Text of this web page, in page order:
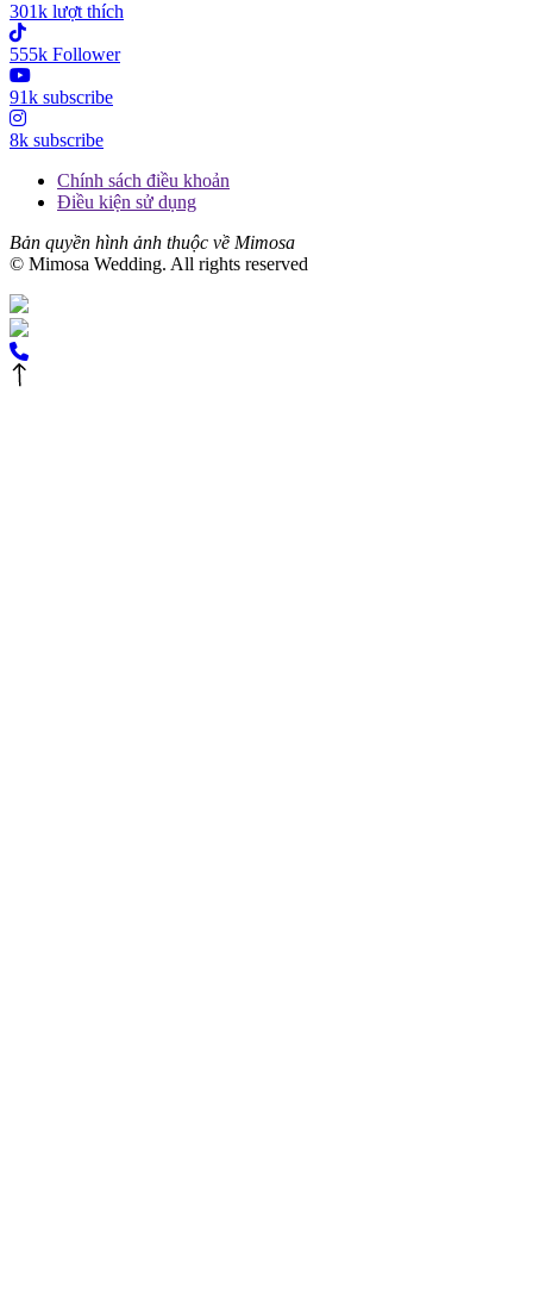
301k lượt thích
555k Follower
91k subscribe
8k subscribe
Chính sách điều khoản
Điều kiện sử dụng
Bản quyền hình ảnh thuộc về Mimosa
© Mimosa Wedding. All rights reserved